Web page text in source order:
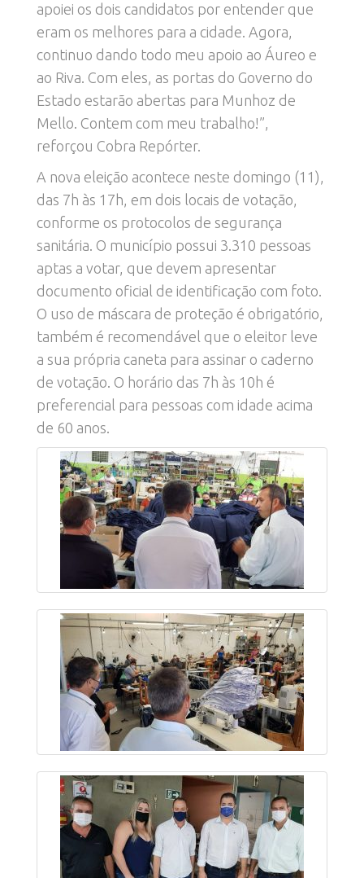
apoiei os dois candidatos por entender que
eram os melhores para a cidade. Agora,
continuo dando todo meu apoio ao Áureo e
ao Riva. Com eles, as portas do Governo do
Estado estarão abertas para Munhoz de
Mello. Contem com meu trabalho!”,
reforçou Cobra Repórter.
A nova eleição acontece neste domingo (11),
das 7h às 17h, em dois locais de votação,
conforme os protocolos de segurança
sanitária. O município possui 3.310 pessoas
aptas a votar, que devem apresentar
documento oficial de identificação com foto.
O uso de máscara de proteção é obrigatório,
também é recomendável que o eleitor leve
a sua própria caneta para assinar o caderno
de votação. O horário das 7h às 10h é
preferencial para pessoas com idade acima
de 60 anos.